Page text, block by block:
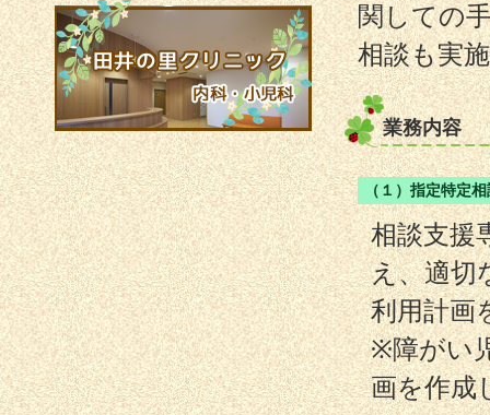
関しての
相談も実
業務内容
（１）指定特定
相談支援
え、適切
利用計画
※障がい
画を作成